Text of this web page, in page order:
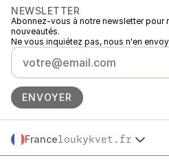
NEWSLETTER
Abonnez-vous à notre newsletter pour
nouveautés.
Ne vous inquiétez pas, nous n'en
ENVOYER
Franceloukykvet.fr
Česko